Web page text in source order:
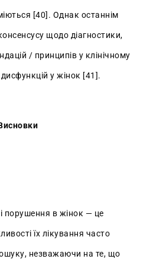
[40]. Однак останнім
щодо діагностики,
/ принципів у клінічному
у жінок [41].
порушення в жінок — це
їх лікування часто
незважаючи на те, що